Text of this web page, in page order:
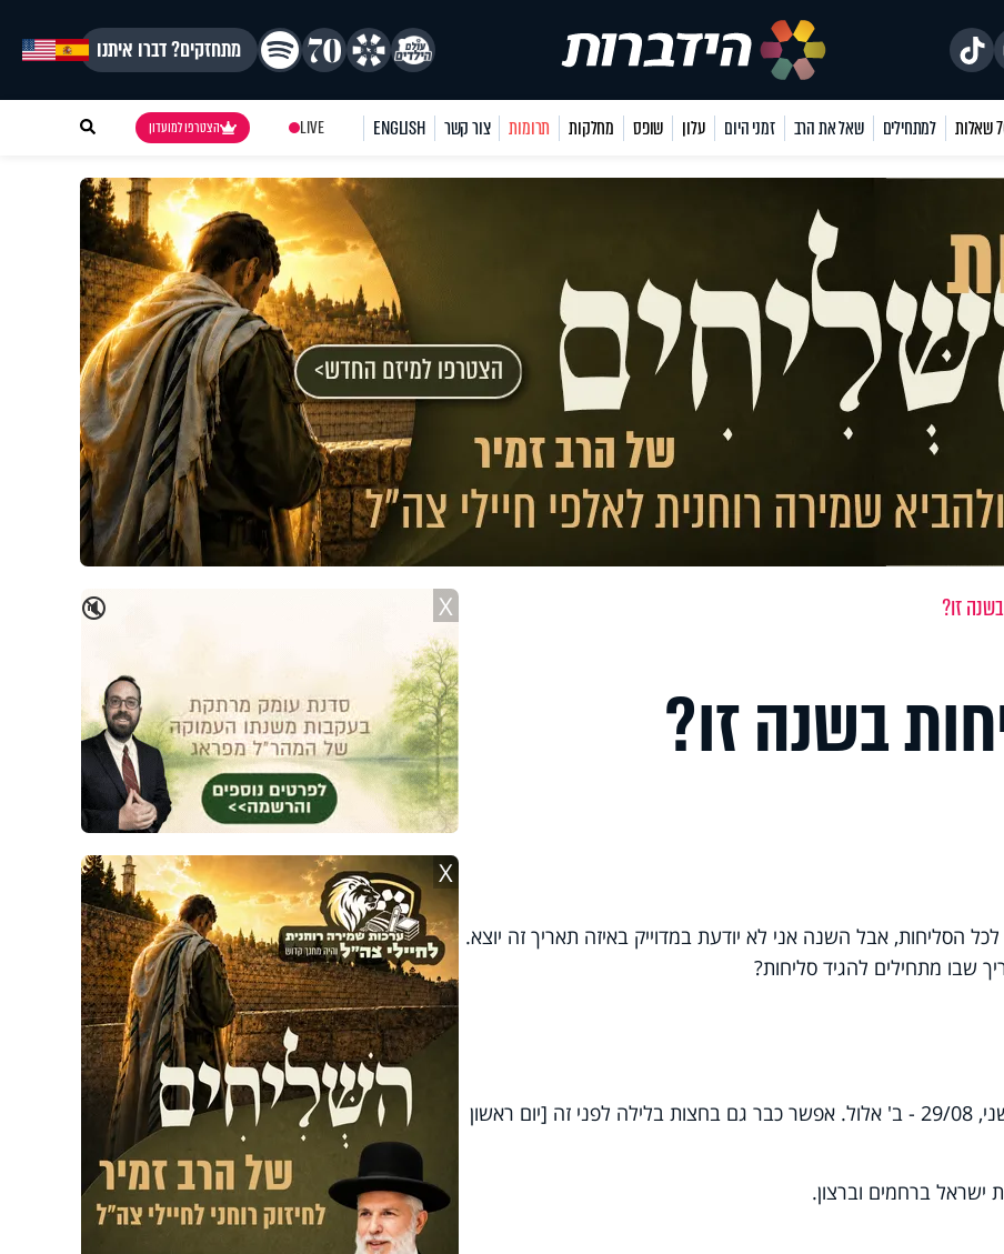
מתחזקים? דברו איתנו
למתחילים שאל את הרב זמני היום עלון שופס מחלקות תרומות צור קשר ENGLISH
LIVE הצטרפו למועדון
זו?
בשנה זו?
הסליחות, אבל השנה אני לא יודעת במדוייק באיזה תאריך זה יוצא.
שבו מתחילים להגיד סליחות?
הספרדים מתחילים לומר סליחות, ביום שני, 29/08 - ב' אלול. אפשר כבר גם בחצות בלילה לפני זה [יום ראשון
ישראל ברחמים וברצון.
🔇 X
X